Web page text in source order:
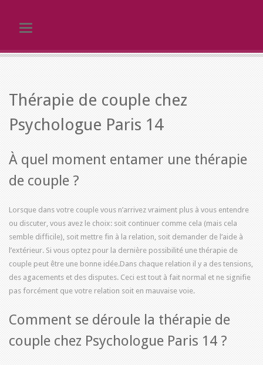
Toggle navigation
Thérapie de couple chez
Psychologue Paris 14
À quel moment entamer une thérapie
de couple ?
Lorsque dans votre couple vous n’arrivez vraiment plus à vous entendre
ou discuter, vous avez le choix: soit continuer comme cela (mais cela
semble difficile), soit mettre fin à la relation, soit demander de l’aide à
l’extérieur. Si vous optez pour la dernière possibilité une thérapie de
couple peut être une bonne idée.Dans chaque relation il y a des tensions,
des agacements et des disputes. Ceci est tout à fait normal et ne signifie
pas forcément que votre relation soit en mauvaise voie.
Comment se déroule la thérapie de
couple chez Psychologue Paris 14 ?